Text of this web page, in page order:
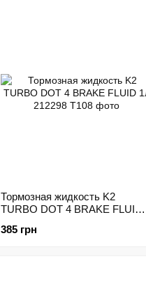
Тормозная жидкость K2
TURBO DOT 4 BRAKE FLUID
385 грн